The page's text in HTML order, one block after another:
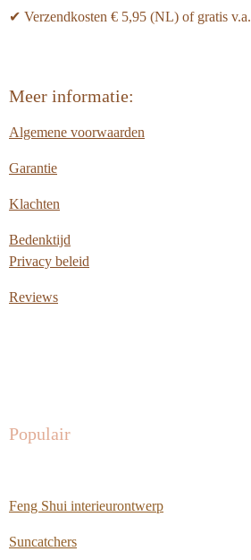
✔ Verzendkosten € 5,95 (NL) of gratis v.a.
Meer informatie:
Algemene voorwaarden
Garantie
Klachten
Bedenktijd
Privacy beleid
Reviews
Populair
Feng Shui interieurontwerp
Suncatchers